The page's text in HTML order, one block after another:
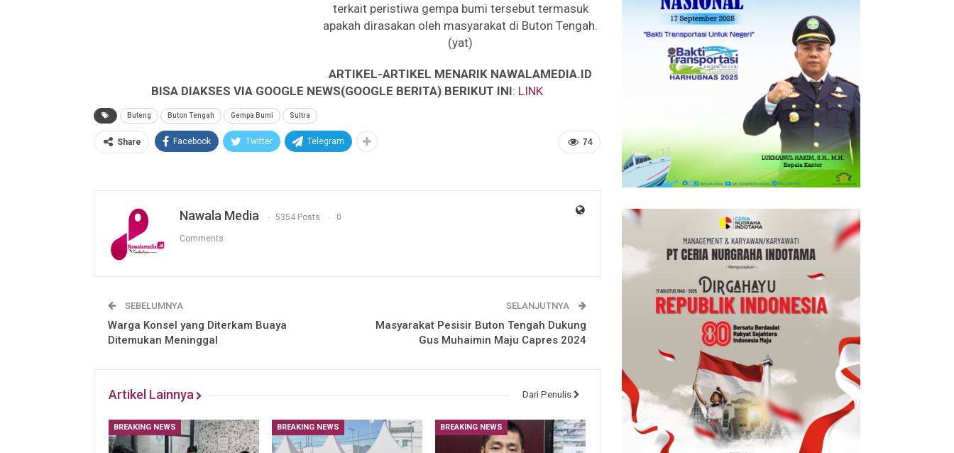
terkait peristiwa gempa bumi tersebut termasuk
apakah dirasakan oleh masyarakat di Buton Tengah.
(yat)
ARTIKEL-ARTIKEL MENARIK NAWALAMEDIA.ID
BISA DIAKSES VIA GOOGLE NEWS(GOOGLE BERITA) BERIKUT INI: LINK
Buteng Buton Tengah Gempa Bumi Sultra
74
Share Facebook Twitter Telegram
Nawala Media 5354 Posts 0
Comments
SEBELUMNYA
Warga Konsel yang Diterkam Buaya
Ditemukan Meninggal
SELANJUTNYA
Masyarakat Pesisir Buton Tengah Dukung
Gus Muhaimin Maju Capres 2024
Artikel Lainnya Dari Penulis
BREAKING NEWS BREAKING NEWS BREAKING NEWS